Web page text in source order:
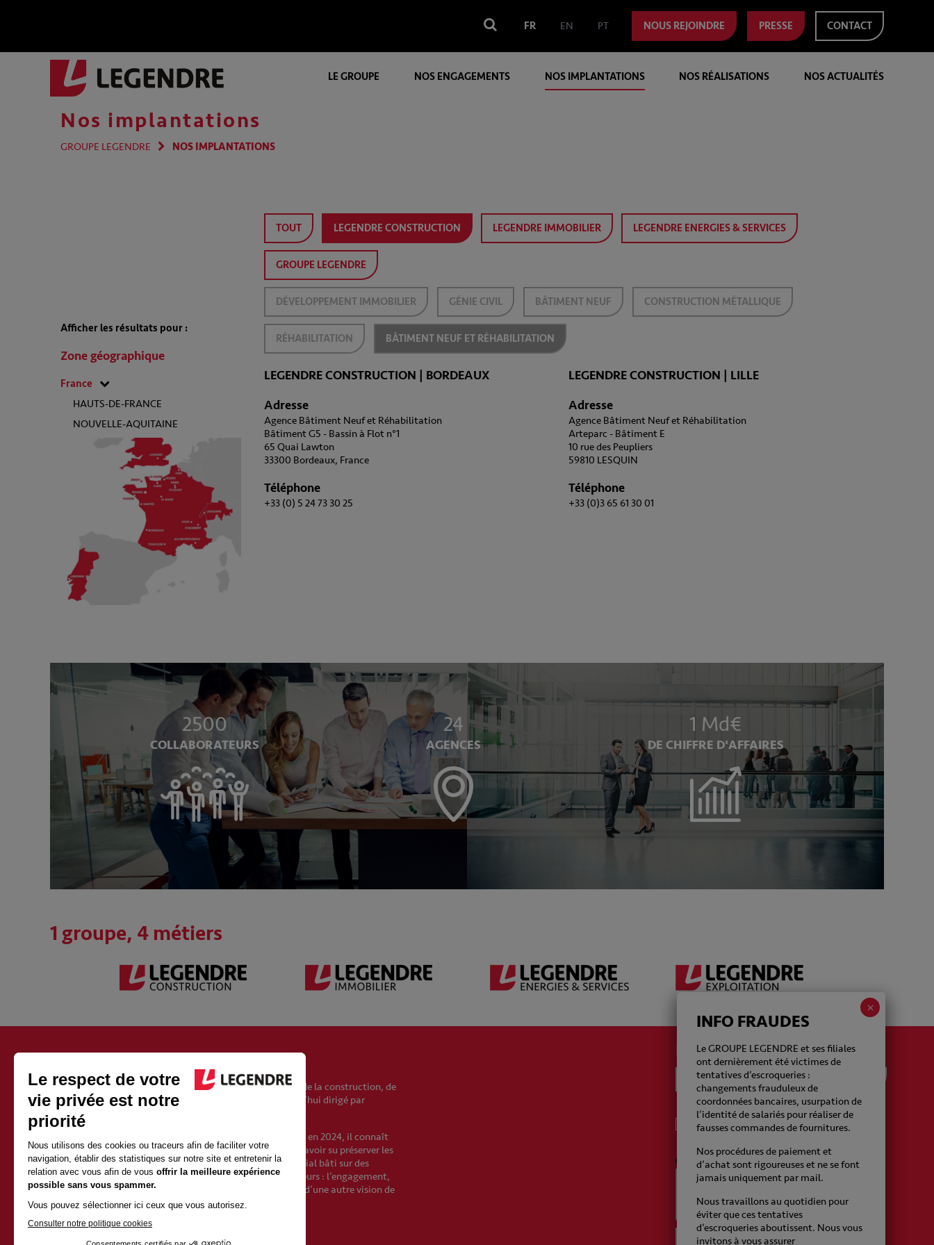
FR EN PT NOUS REJOINDRE PRESSE CONTACT
LE GROUPE NOS ENGAGEMENTS NOS IMPLANTATIONS NOS RÉALISATIONS NOS ACTUALITÉS
Nos implantations
GROUPE LEGENDRE NOS IMPLANTATIONS
TOUT LEGENDRE CONSTRUCTION
DÉVELOPPEMENT IMMOBILIER GÉNIE CIVIL BÂTIMENT NEUF CONSTRUCTION MÉTALLIQUE
RÉHABILITATION BÂTIMENT NEUF ET RÉHABILITATION
LEGENDRE IMMOBILIER LEGENDRE ENERGIES & SERVICES
GROUPE LEGENDRE
LEGENDRE CONSTRUCTION | BORDEAUX
Adresse
Agence Bâtiment Neuf et Réhabilitation
Bâtiment G5 - Bassin à Flot n°1
65 Quai Lawton
33300 Bordeaux, France
Téléphone
+33 (0) 5 24 73 30 25
LEGENDRE CONSTRUCTION | LILLE
Adresse
Agence Bâtiment Neuf et Réhabilitation
Arteparc - Bâtiment E
10 rue des Peupliers
59810 LESQUIN
Téléphone
+33 (0)3 65 61 30 01
Afficher les résultats pour :
Zone géographique
France
HAUTS-DE-FRANCE
NOUVELLE-AQUITAINE
2500
COLLABORATEURS
24
AGENCES
1 Md€
DE CHIFFRE D'AFFAIRES
1 groupe, 4 métiers
Fondé en 1946, le groupe Legendre est un acteur européen de la construction, de
l’immobilier, de l’énergie et de l’exploitation. Il est aujourd’hui dirigé par
Vincent Legendre, le petit-fils du fondateur.
Avec 2500 salariés et 1 milliard d’euros de chiffre d’affaires en 2024, il connaît
une croissance soutenue depuis sa création. Sa force est d’avoir su préserver les
qualités de proximité et d’indépendance d’un groupe familial bâti sur des
valeurs fortes et partagées avec l’ensemble des collaborateurs : l’engagement,
l’entrepreneuriat et l’humain. Elles posent les fondements d’une autre vision de
la construction.
La newsletter Legendre
J'accepte de recevoir de la part du Groupe
Legendre des emails
CAPTCHA
INFO FRAUDES
Le GROUPE LEGENDRE et ses filiales
ont dernièrement été victimes de
tentatives d’escroqueries :
changements frauduleux de
coordonnées bancaires, usurpation de
l’identité de salariés pour réaliser de
fausses commandes de fournitures.
Nos procédures de paiement et
d’achat sont rigoureuses et ne se font
jamais uniquement par mail.
Nous travaillons au quotidien pour
éviter que ces tentatives
d’escroqueries aboutissent. Nous vous
invitons à vous assurer